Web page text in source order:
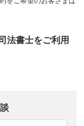
法書士をご利用